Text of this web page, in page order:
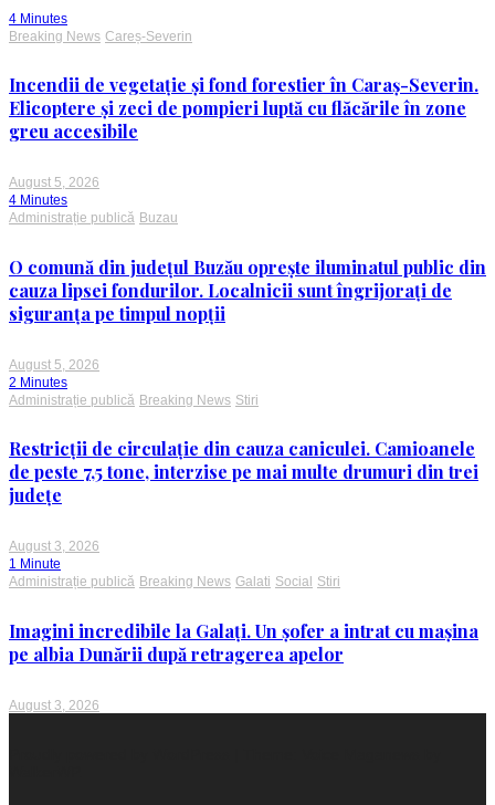
4 Minutes
Breaking News Careș-Severin
Incendii de vegetație și fond forestier în Caraș-Severin.
Elicoptere și zeci de pompieri luptă cu flăcările în zone
greu accesibile
August 5, 2026
4 Minutes
Administrație publică Buzau
O comună din județul Buzău oprește iluminatul public din
cauza lipsei fondurilor. Localnicii sunt îngrijorați de
siguranța pe timpul nopții
August 5, 2026
2 Minutes
Administrație publică Breaking News Stiri
Restricții de circulație din cauza caniculei. Camioanele
de peste 7,5 tone, interzise pe mai multe drumuri din trei
județe
August 3, 2026
1 Minute
Administrație publică Breaking News Galati Social Stiri
Imagini incredibile la Galați. Un șofer a intrat cu mașina
pe albia Dunării după retragerea apelor
August 3, 2026